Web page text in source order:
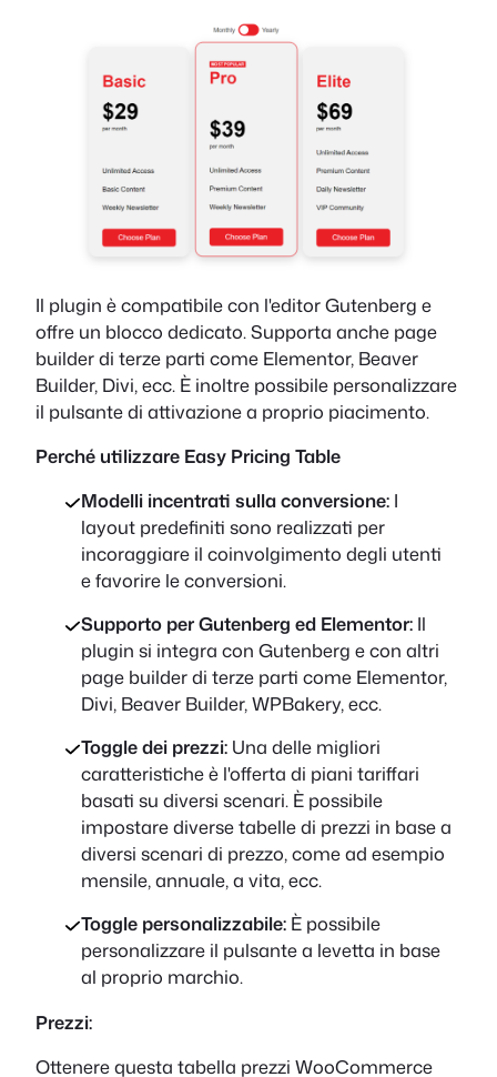
Il plugin è compatibile con l'editor Gutenberg e
offre un blocco dedicato. Supporta anche page
builder di terze parti come Elementor, Beaver
Builder, Divi, ecc. È inoltre possibile personalizzare
il pulsante di attivazione a proprio piacimento.
Perché utilizzare Easy Pricing Table
Modelli incentrati sulla conversione:I
layout predefiniti sono realizzati per
incoraggiare il coinvolgimento degli utenti
e favorire le conversioni.
Supporto per Gutenberg ed Elementor:Il
plugin si integra con Gutenberg e con altri
page builder di terze parti come Elementor,
Divi, Beaver Builder, WPBakery, ecc.
Toggle dei prezzi:Una delle migliori
caratteristiche è l'offerta di piani tariffari
basati su diversi scenari. È possibile
impostare diverse tabelle di prezzi in base a
diversi scenari di prezzo, come ad esempio
mensile, annuale, a vita, ecc.
Toggle personalizzabile: È possibile
personalizzare il pulsante a levetta in base
al proprio marchio.
Prezzi:
Ottenere questa tabella prezzi WooCommerce